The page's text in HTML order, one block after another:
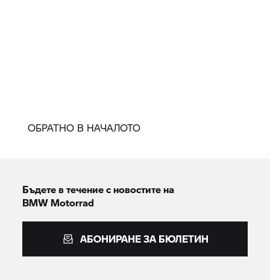
ОБРАТНО В НАЧАЛОТО
Бъдете в течение с новостите на
BMW Motorrad
АБОНИРАНЕ ЗА БЮЛЕТИН